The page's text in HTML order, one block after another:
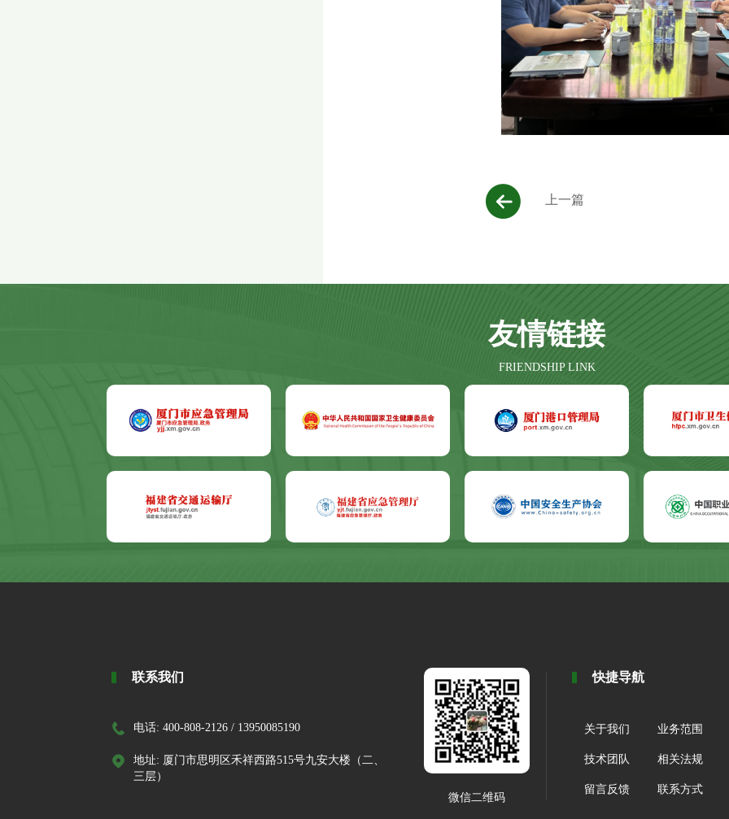
上一篇
友情链接
FRIENDSHIP LINK
联系我们
电话: 400-808-2126 / 13950085190
地址: 厦门市思明区禾祥西路515号九安大楼（二、
三层）
微信二维码
快捷导航
关于我们 业务范围
技术团队 相关法规
留言反馈 联系方式